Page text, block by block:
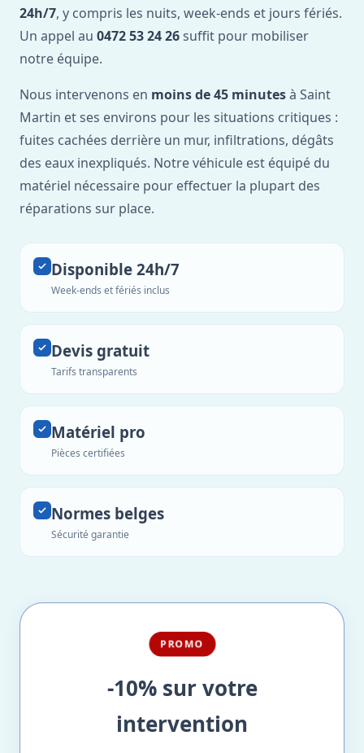
24h/7, y compris les nuits, week-ends et jours fériés.
Un appel au 0472 53 24 26 suffit pour mobiliser
notre équipe.
Nous intervenons en moins de 45 minutesà Saint
Martin et ses environs pour les situations critiques :
fuites cachées derrière un mur, infiltrations, dégâts
des eaux inexpliqués. Notre véhicule est équipé du
matériel nécessaire pour effectuer la plupart des
réparations sur place.
Disponible 24h/7
Week-ends et fériés inclus
Devis gratuit
Tarifs transparents
Matériel pro
Pièces certifiées
Normes belges
Sécurité garantie
PROMO
-10% sur votre
intervention